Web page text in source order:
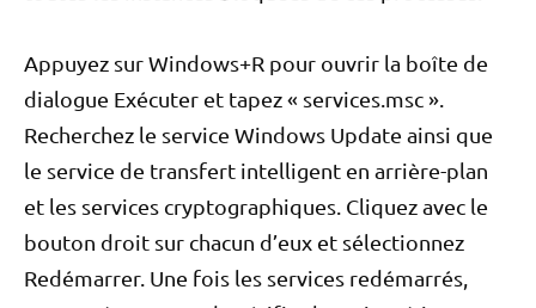
Appuyez sur Windows+R pour ouvrir la boîte de
dialogue Exécuter et tapez « services.msc ».
Recherchez le service Windows Update ainsi que
le service de transfert intelligent en arrière-plan
et les services cryptographiques. Cliquez avec le
bouton droit sur chacun d’eux et sélectionnez
Redémarrer. Une fois les services redémarrés,